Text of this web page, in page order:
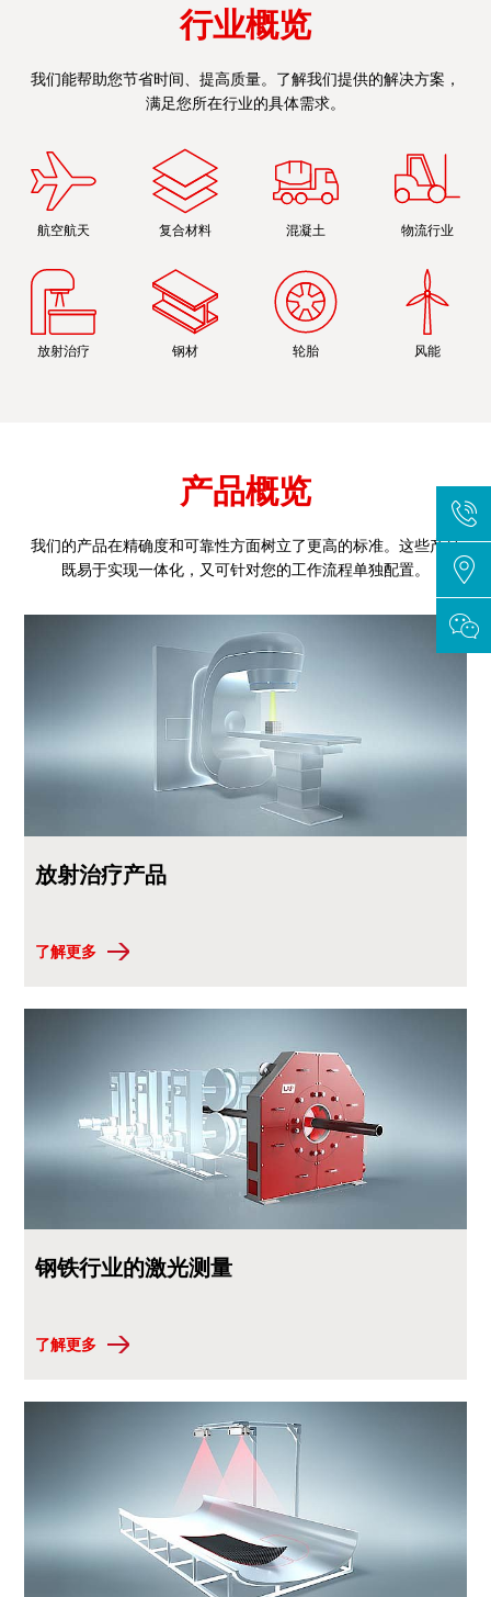
行业概览
我们能帮助您节省时间、提高质量。了解我们提供的解决方案，
满足您所在行业的具体需求。
航空航天 复合材料 混凝土 物流行业
放射治疗 钢材 轮胎 风能
产品概览
我们的产品在精确度和可靠性方面树立了更高的标准。这些产品
既易于实现一体化，又可针对您的工作流程单独配置。
放射治疗产品
了解更多
钢铁行业的激光测量
了解更多